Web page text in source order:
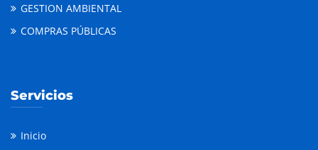
GESTION AMBIENTAL
COMPRAS PÚBLICAS
Servicios
Inicio